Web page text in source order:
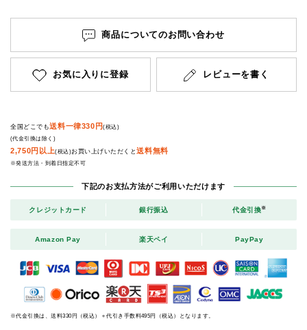
商品についてのお問い合わせ
お気に入りに登録 レビューを書く
全国どこでも送料一律330円(税込)
(代金引換は除く)
2,750円以上(税込)お買い上げいただくと送料無料
※発送方法・到着日指定不可
下記のお支払方法がご利用いただけます
クレジットカード 銀行振込 代金引換※
Amazon Pay 楽天ペイ PayPay
※代金引換は、送料330円（税込）＋代引き手数料495円（税込）となります。